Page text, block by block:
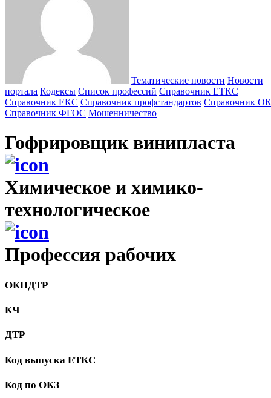
Тематические новости Новости
портала Кодексы Cписок профессий Справочник ЕТКС
Справочник ЕКС Справочник профстандартов Справочник
Справочник ФГОС Мошенничество
Гофрировщик винипласта
Химическое и химико-
технологическое
Профессия рабочих
ОКПДТР
КЧ
ДТР
Код выпуска ЕТКС
Код по ОКЗ